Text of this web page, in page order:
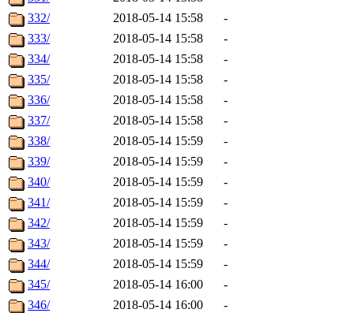
332/
2018-05-14 15:58
-
333/
2018-05-14 15:58
-
334/
2018-05-14 15:58
-
335/
2018-05-14 15:58
-
336/
2018-05-14 15:58
-
337/
2018-05-14 15:58
-
338/
2018-05-14 15:59
-
339/
2018-05-14 15:59
-
340/
2018-05-14 15:59
-
341/
2018-05-14 15:59
-
342/
2018-05-14 15:59
-
343/
2018-05-14 15:59
-
344/
2018-05-14 15:59
-
345/
2018-05-14 16:00
-
346/
2018-05-14 16:00
-